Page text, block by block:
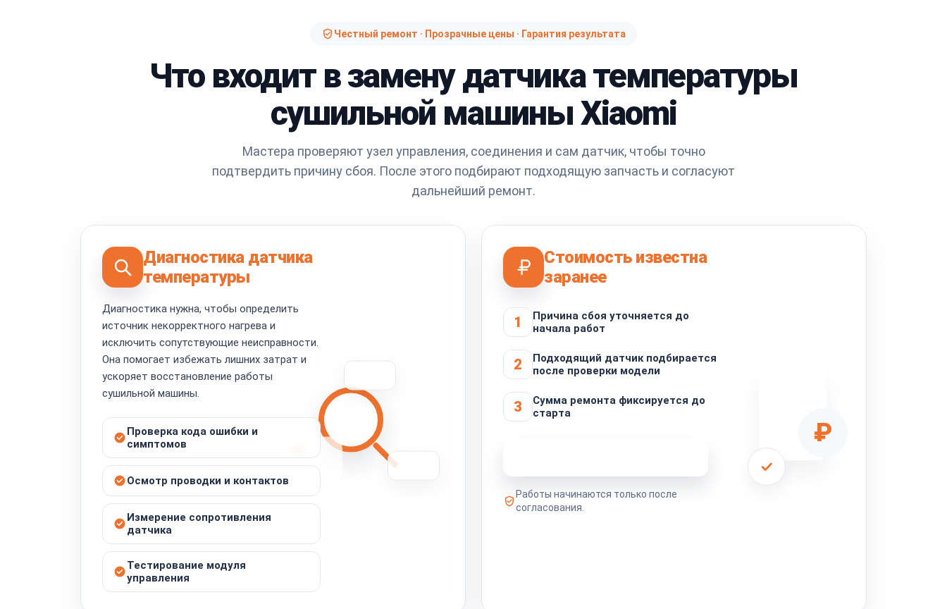
Честный ремонт · Прозрачные цены · Гарантия результата
Что входит в замену датчика температуры
сушильной машины Xiaomi
Мастера проверяют узел управления, соединения и сам датчик, чтобы точно
подтвердить причину сбоя. После этого подбирают подходящую запчасть и согласуют
дальнейший ремонт.
Диагностика датчика
температуры
Диагностика нужна, чтобы определить
источник некорректного нагрева и
исключить сопутствующие неисправности.
Она помогает избежать лишних затрат и
ускоряет восстановление работы
сушильной машины.
Проверка кода ошибки и
симптомов
Осмотр проводки и контактов
Измерение сопротивления
датчика
Тестирование модуля
управления
Стоимость известна
заранее
1
Причина сбоя уточняется до
начала работ
2
Подходящий датчик подбирается
после проверки модели
3
Сумма ремонта фиксируется до
старта
Работы начинаются только после
согласования.
₽